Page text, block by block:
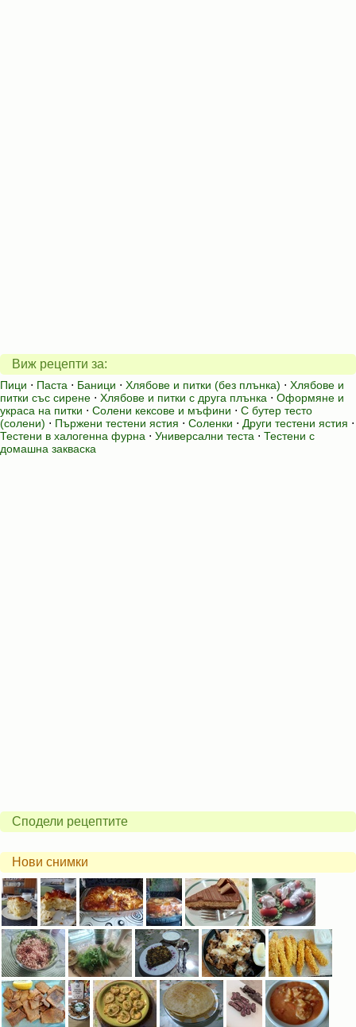
Виж рецепти за:
Пици ⋅ Паста ⋅ Баници ⋅ Хлябове и питки (без плънка) ⋅ Хлябове и
питки със сирене ⋅ Хлябове и питки с друга плънка ⋅ Оформяне и
украса на питки ⋅ Солени кексове и мъфини ⋅ С бутер тесто
(солени) ⋅ Пържени тестени ястия ⋅ Соленки ⋅ Други тестени ястия ⋅
Тестени в халогенна фурна ⋅ Универсални теста ⋅ Тестени с
домашна закваска
Сподели рецептите
Нови снимки